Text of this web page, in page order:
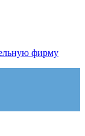
фирму